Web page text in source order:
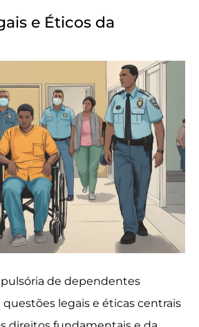
e Éticos da
de dependentes
legais e éticas centrais